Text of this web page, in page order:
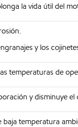
la vida útil del
y los
temperaturas de
y disminuye
baja temperatura